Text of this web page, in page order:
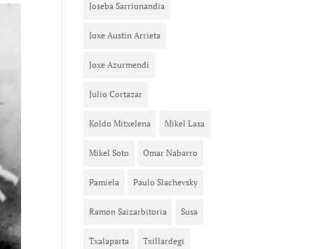
Joseba Sarrionandia
Joxe Austin Arrieta
Joxe Azurmendi
Julio Cortazar
Koldo Mitxelena Mikel Lasa
Mikel Soto Omar Nabarro
Pamiela Paulo Slachevsky
Ramon Saizarbitoria Susa
Txalaparta Txillardegi